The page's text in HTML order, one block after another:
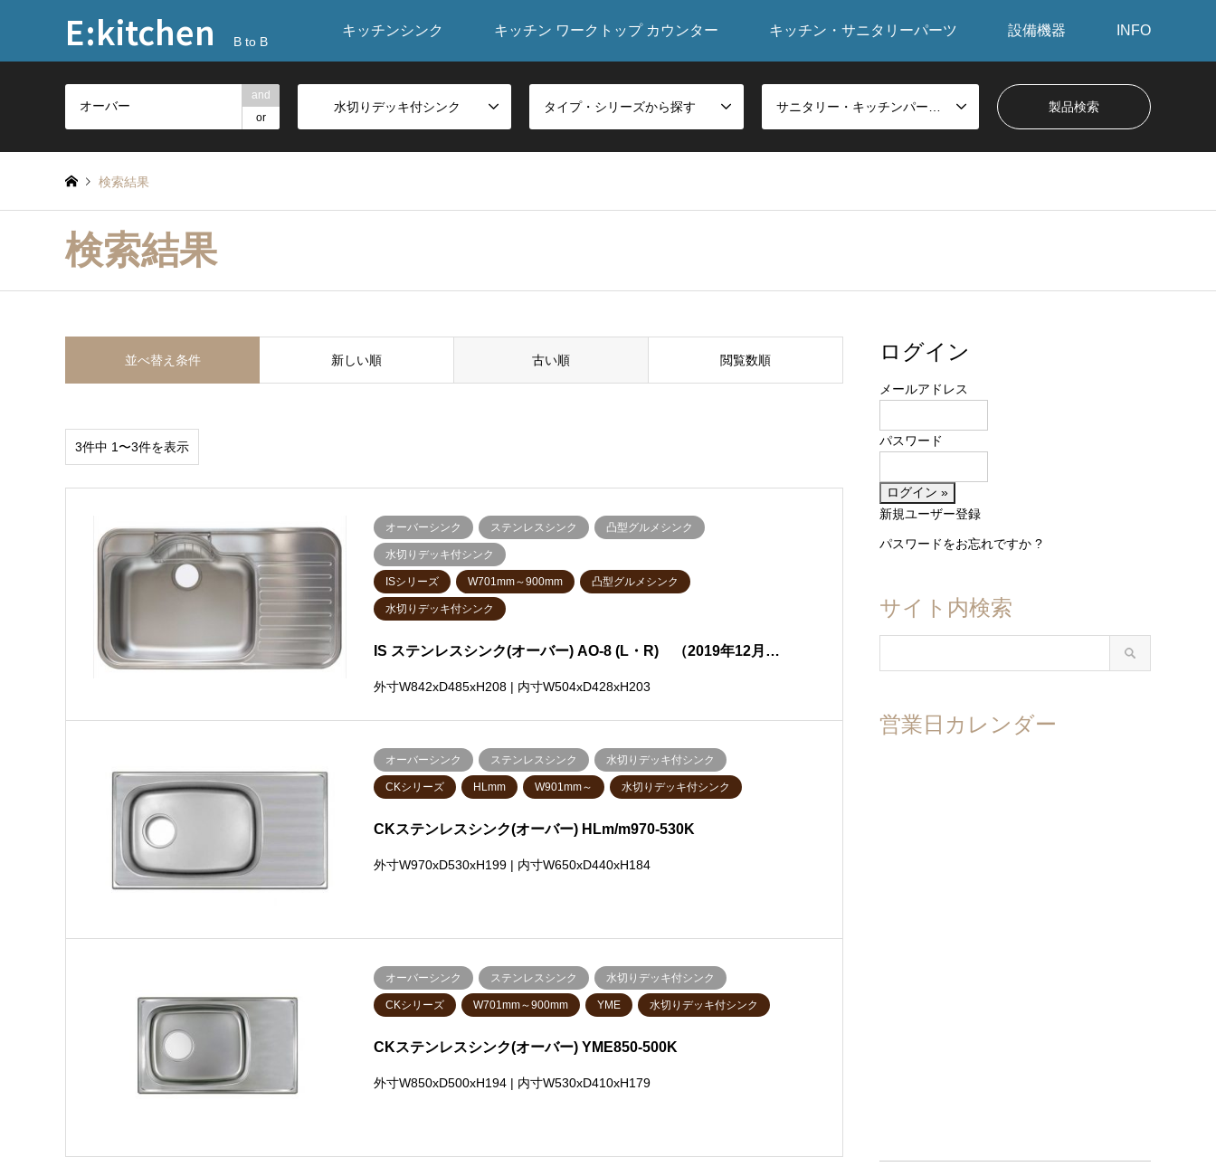
E:kitchen B to B
キッチンシンク キッチン ワークトップ カウンター キッチン・サニタリーパーツ 設備機器 INFO
and
or
水切りデッキ付シンク タイプ・シリーズから探す
検索結果
検索結果
並べ替え条件 新しい順 古い順 閲覧数順
3件中 1〜3件を表示
オーバーシンク ステンレスシンク 凸型グルメシンク
水切りデッキ付シンク
ISシリーズ W701mm～900mm 凸型グルメシンク
水切りデッキ付シンク
IS ステンレスシンク(オーバー) AO-8 (L・R) （2019年12月…
外寸W842xD485xH208 | 内寸W504xD428xH203
オーバーシンク ステンレスシンク 水切りデッキ付シンク
CKシリーズ HLmm W901mm～ 水切りデッキ付シンク
CKステンレスシンク(オーバー) HLm/m970-530K
外寸W970xD530xH199 | 内寸W650xD440xH184
オーバーシンク ステンレスシンク 水切りデッキ付シンク
CKシリーズ W701mm～900mm YME 水切りデッキ付シンク
CKステンレスシンク(オーバー) YME850-500K
外寸W850xD500xH194 | 内寸W530xD410xH179
ログイン
メールアドレス
パスワード
新規ユーザー登録
パスワードをお忘れですか ?
サイト内検索
営業日カレンダー